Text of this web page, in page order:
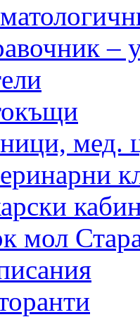
–
мед.
мол